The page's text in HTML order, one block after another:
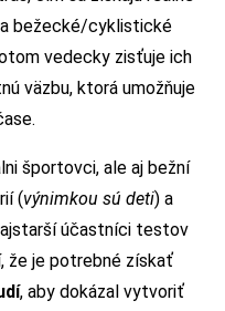
bežecké/cyklistické
vedecky zisťuje ich
väzbu, ktorá umožňuje
športovci, ale aj bežní
(výnimkou sú deti) a
účastníci testov
že je potrebné získať
, aby dokázal vytvoriť